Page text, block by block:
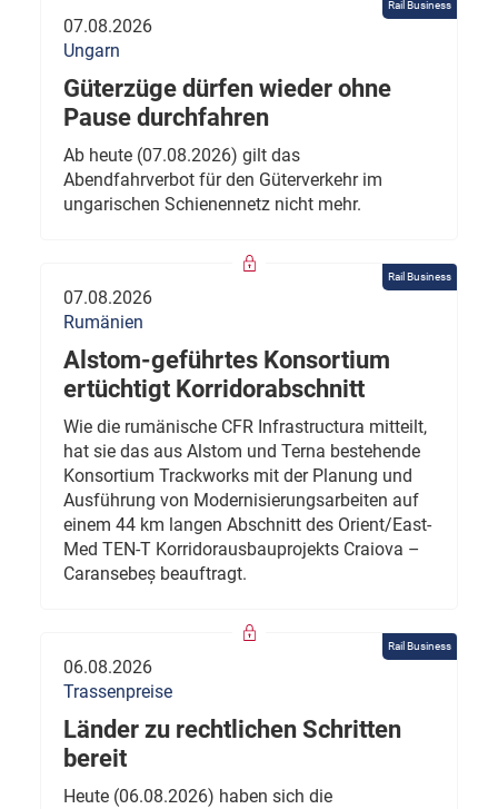
Rail Business
07.08.2026
Ungarn
Güterzüge dürfen wieder ohne
Pause durchfahren
Ab heute (07.08.2026) gilt das
Abendfahrverbot für den Güterverkehr im
ungarischen Schienennetz nicht mehr.
Rail Business
07.08.2026
Rumänien
Alstom-geführtes Konsortium
ertüchtigt Korridorabschnitt
Wie die rumänische CFR Infrastructura mitteilt,
hat sie das aus Alstom und Terna bestehende
Konsortium Trackworks mit der Planung und
Ausführung von Modernisierungsarbeiten auf
einem 44 km langen Abschnitt des Orient/East-
Med TEN-T Korridorausbauprojekts Craiova –
Caransebeș beauftragt.
Rail Business
06.08.2026
Trassenpreise
Länder zu rechtlichen Schritten
bereit
Heute (06.08.2026) haben sich die